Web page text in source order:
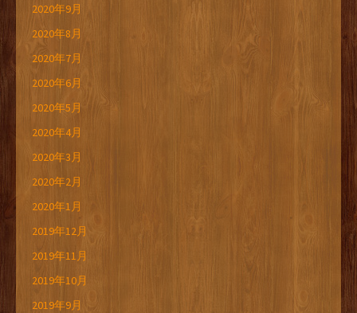
2020年9月
2020年8月
2020年7月
2020年6月
2020年5月
2020年4月
2020年3月
2020年2月
2020年1月
2019年12月
2019年11月
2019年10月
2019年9月